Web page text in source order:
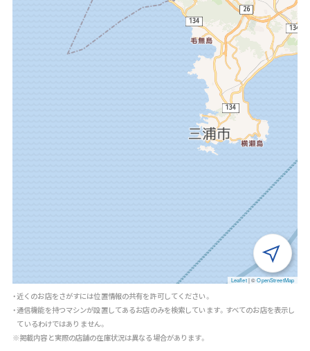
Leaflet |©OpenStreetMap
・近くのお店をさがすには位置情報の共有を許可してください。
・通信機能を持つマシンが設置してあるお店のみを検索しています。すべてのお店を表示し
ているわけではありません。
※掲載内容と実際の店舗の在庫状況は異なる場合があります。